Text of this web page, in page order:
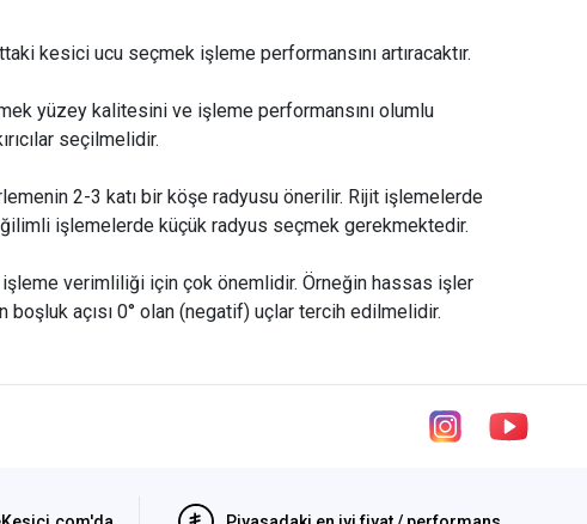
kesici ucu seçmek işleme performansını artıracaktır.
yüzey kalitesini ve işleme performansını olumlu
seçilmelidir.
2-3 katı bir köşe radyusu önerilir. Rijit işlemelerde
işlemelerde küçük radyus seçmek gerekmektedir.
verimliliği için çok önemlidir. Örneğin hassas işler
açısı 0° olan (negatif) uçlar tercih edilmelidir.